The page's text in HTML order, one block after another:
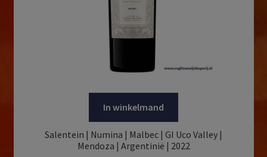
In winkelmand
Salentein | Numina | Malbec | GI Uco Valley |
Mendoza | Argentinië | 2022